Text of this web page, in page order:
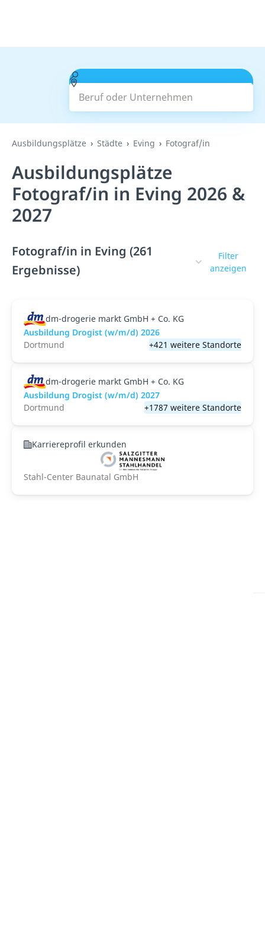
Beruf oder Unternehmen
Suchen
Ausbildungsplätze Städte Eving Fotograf/in
Ausbildungsplätze
Fotograf/in in Eving 2026 &
2027
Fotograf/in in Eving (261
Ergebnisse)
Filter
anzeigen
dm-drogerie markt GmbH + Co. KG
Ausbildung Drogist (w/m/d) 2026
Dortmund
+421 weitere Standorte
dm-drogerie markt GmbH + Co. KG
Ausbildung Drogist (w/m/d) 2027
Dortmund
+1787 weitere Standorte
Karriereprofil erkunden
Stahl-Center Baunatal GmbH